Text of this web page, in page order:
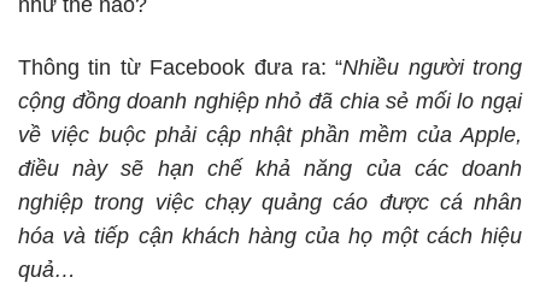
như thế nào?
Thông tin từ Facebook đưa ra: “Nhiều người trong
cộng đồng doanh nghiệp nhỏ đã chia sẻ mối lo ngại
về việc buộc phải cập nhật phần mềm của Apple,
điều này sẽ hạn chế khả năng của các doanh
nghiệp trong việc chạy quảng cáo được cá nhân
hóa và tiếp cận khách hàng của họ một cách hiệu
quả…